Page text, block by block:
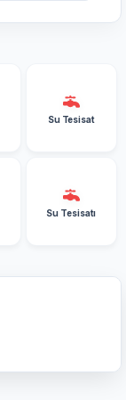
Su Tesisat
Su Tesisatı